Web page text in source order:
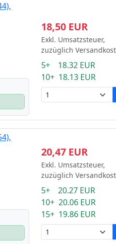
18,50 EUR
Exkl. Umsatzsteuer,
zuzüglich
5+ 18.32 EUR
10+ 18.13 EUR
20,47 EUR
Exkl. Umsatzsteuer,
zuzüglich
5+ 20.27 EUR
10+ 20.06 EUR
15+ 19.86 EUR